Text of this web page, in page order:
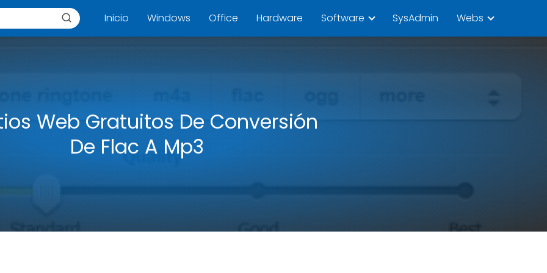
Inicio Windows Office Hardware Software SysAdmin Webs
Web Gratuitos De Conversión
De Flac A Mp3